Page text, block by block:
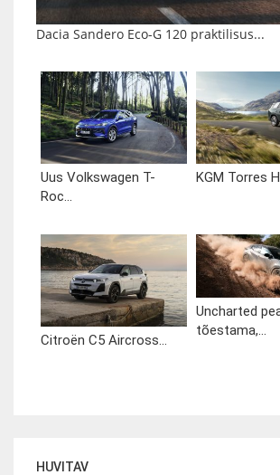
Dacia Sandero Eco-G 120 praktilisus...
Uus Volkswagen T-
Roc...
KGM Torres
Citroën C5 Aircross...
Uncharted
tõestama,...
HUVITAV